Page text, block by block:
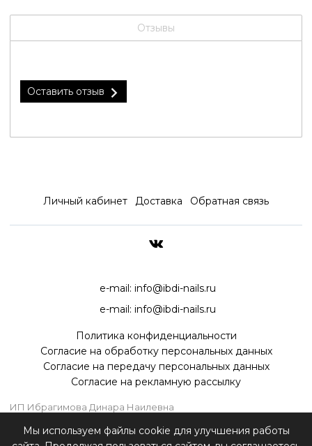
Отзывы
Оставить отзыв
Личный кабинет Доставка Обратная связь
e-mail: info@ibdi-nails.ru
e-mail: info@ibdi-nails.ru
Политика конфиденциальности
Согласие на обработку персональных данных
Согласие на передачу персональных данных
Согласие на рекламную рассылку
ИП Ибрагимова Динара Наилевна
ОГРНИП 315595800070181
Мы используем файлы cookie для улучшения работы